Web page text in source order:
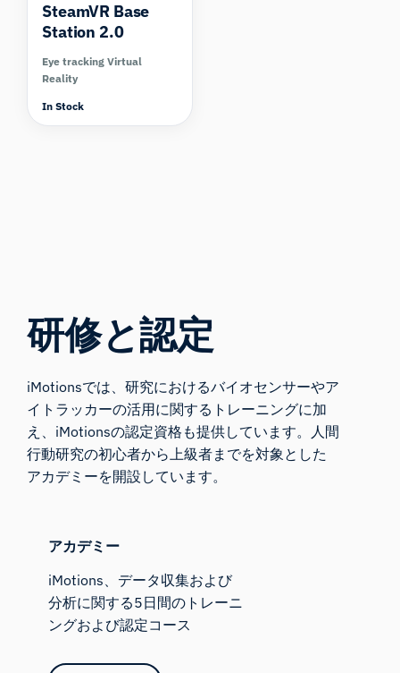
SteamVR Base
Station 2.0
Eye tracking Virtual
Reality
In Stock
研修と認定
iMotionsでは、研究におけるバイオセンサーやア
イトラッカーの活用に関するトレーニングに加
え、iMotionsの認定資格も提供しています。人間
行動研究の初心者から上級者までを対象とした
アカデミーを開設しています。
アカデミー
iMotions、データ収集および
分析に関する5日間のトレーニ
ングおよび認定コース